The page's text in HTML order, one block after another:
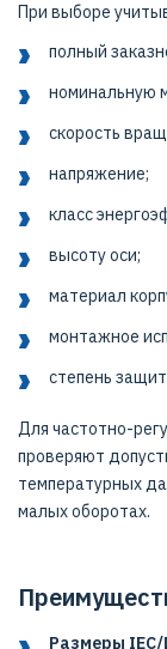
При выборе
полный
номинальную
скорость
напряжение;
класс
высоту оси;
материал
монтажное
степень
Для частотно-
проверяют
температурных
малых оборотах.
Размеры IEC/